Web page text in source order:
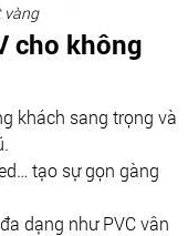
vàng
cho không
khách sang trọng và
tạo sự gọn gàng
dạng như PVC vân